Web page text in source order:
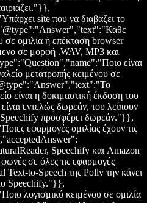
site που να διαβάζει το
σε ομιλία ή επέκταση browser
σε μορφή .WAV, MP3 και
είναι
μετατροπής κειμένου σε
είναι η δοκιμαστική έκδοση του
εντελώς δωρεάν, του λείπουν
Speechify προσφέρει δωρεάν."}},
εφαρμογές ομιλίας έχουν τις
Speechify και Amazon
σε όλες τις εφαρμογές
Text-to-Speech της Polly την κάνει
Speechify."}},
λογισμικό κειμένου σε ομιλία